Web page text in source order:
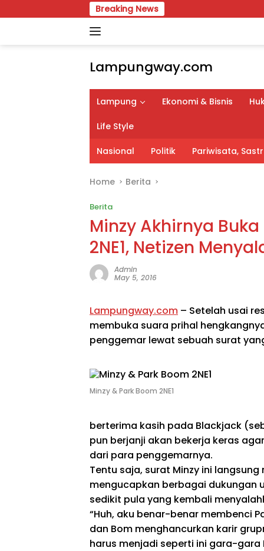
to
Breaking News
Lampungway.com
Berita
Daerah
Lampung
Terpercaya
dan
Terupdate
Lampung Ekonomi & Bisnis
Life Style
Nasional Politik Pariwisata,
Home Berita
Berita
Minzy Akhirnya
2NE1, Netizen
Admin
May 5, 2016
Lampungway.com – Setelah usai
membuka suara prihal
penggemar lewat sebuah surat
Minzy & Park Boom 2NE1
berterima kasih pada Blackjack
pun berjanji akan bekerja keras
dari para penggemarnya.
Tentu saja, surat Minzy ini
mengucapkan berbagai dukungan
sedikit pula yang kembali
“Huh, aku benar-benar membenci
dan Bom menghancurkan karir
harus menjadi seperti ini gara-gara